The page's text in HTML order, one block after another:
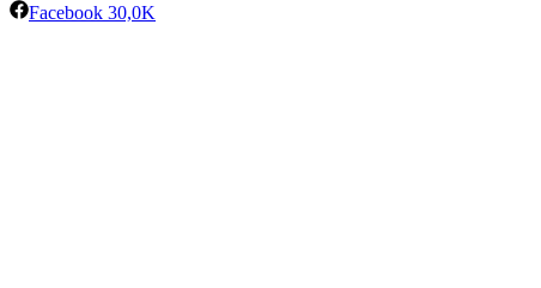
Facebook 30,0K